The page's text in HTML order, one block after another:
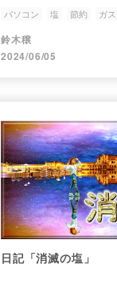
パソコン 塩 節約 ガス
鈴木穣
2024/06/05
日記「消滅の塩」